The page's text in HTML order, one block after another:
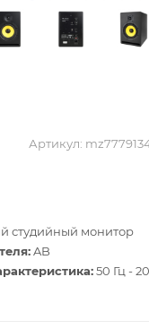
Артикул:
студийный монитор
AB
50 Гц -